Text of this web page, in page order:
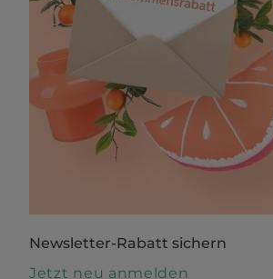
Newsletter-Rabatt sichern
Jetzt neu anmelden